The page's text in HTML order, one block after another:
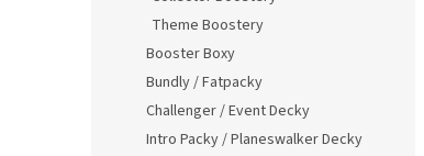
Theme Boostery
Booster Boxy
Bundly / Fatpacky
Challenger / Event Decky
Intro Packy / Planeswalker Decky